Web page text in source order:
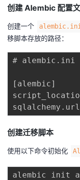
创建 Alembic 配置
创建一个 alembic.ini
移脚本存放的路径：
# alembic . ini
[ alembic]
sqlalchemy . url
创建迁移脚本
使用以下命令初始化